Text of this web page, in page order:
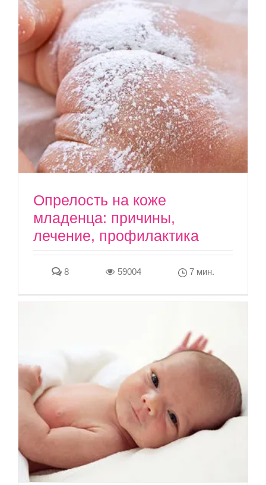
Опрелость на коже
младенца: причины,
лечение, профилактика
8 59004 7 мин.